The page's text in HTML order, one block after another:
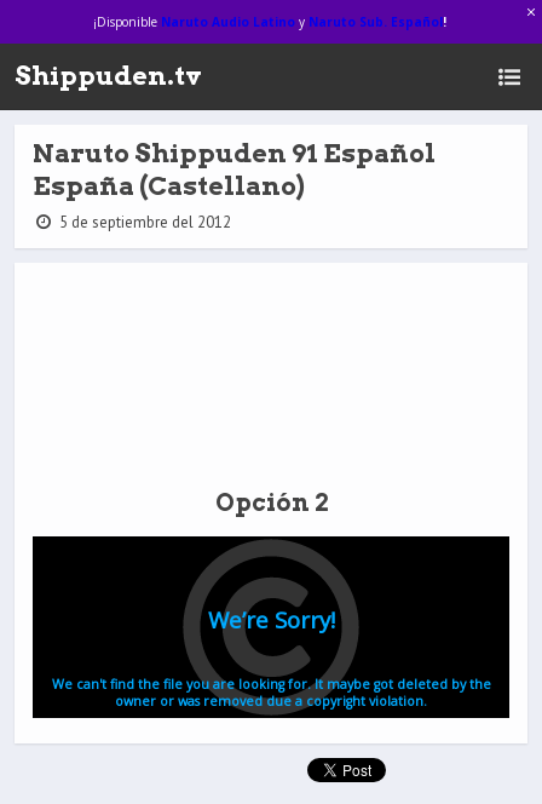
¡Disponible Naruto Audio Latinoy Naruto Sub. Español!
Shippuden.tv
Naruto Shippuden 91 Español
España (Castellano)
5 de septiembre del 2012
Opción 2